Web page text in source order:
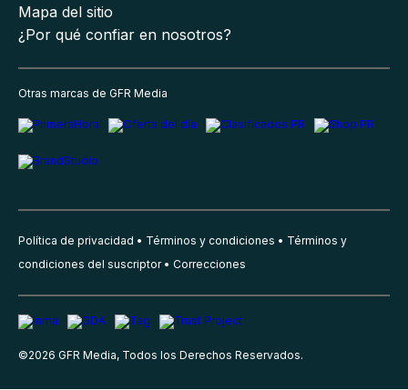
Mapa del sitio
¿Por qué confiar en nosotros?
Otras marcas de GFR Media
Política de privacidad Términos y condiciones
Términos y
condiciones del suscriptor
Correcciones
©2026 GFR Media, Todos los Derechos Reservados.